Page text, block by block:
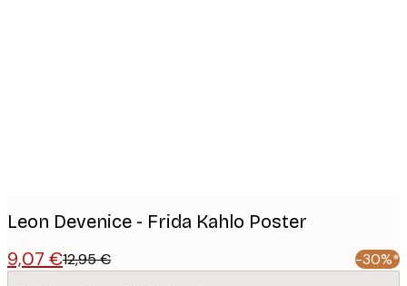
Leon Devenice - Frida Kahlo Poster
9,07 €12,95 € -30%*